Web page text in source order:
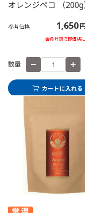
オレンジペコ （200g
参考価格 1,650
会員登録で卸価格
数量